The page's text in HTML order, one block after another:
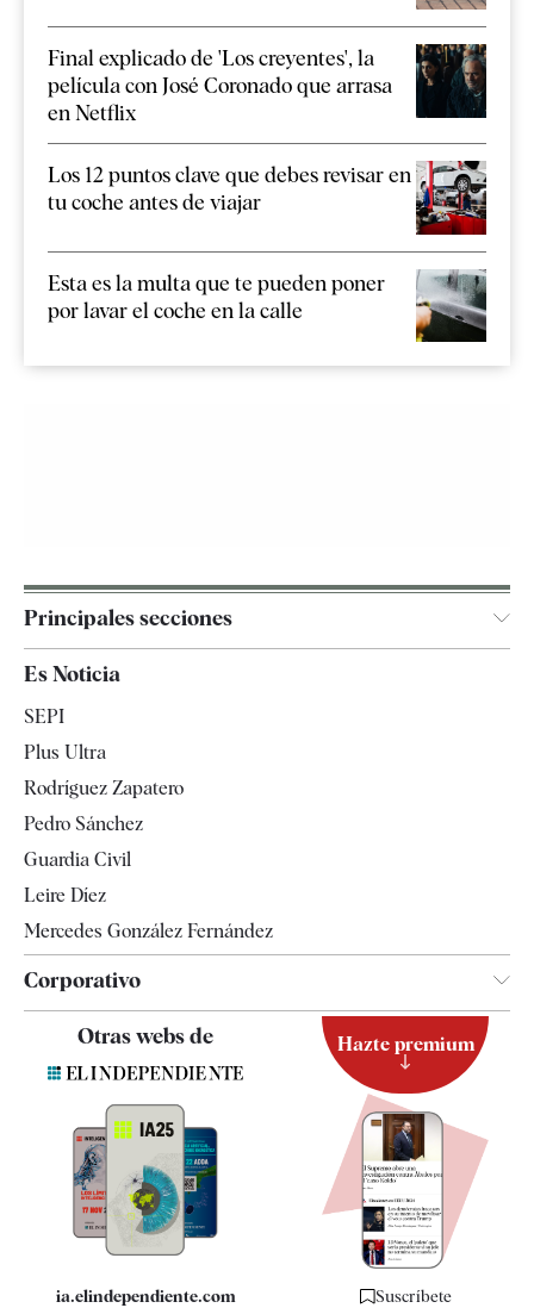
Final explicado de 'Los creyentes', la
película con José Coronado que arrasa
en Netflix
Los 12 puntos clave que debes revisar en
tu coche antes de viajar
Esta es la multa que te pueden poner
por lavar el coche en la calle
Principales secciones
España
Televisión
Es Noticia
SEPI
Plus Ultra
Rodríguez Zapatero
Pedro Sánchez
Guardia Civil
Leire Díez
Mercedes González Fernández
Corporativo
Contacto
Quiénes somos
Especificaciones
Otras webs de
ia.elindependiente.com
Hazte premium
Suscríbete